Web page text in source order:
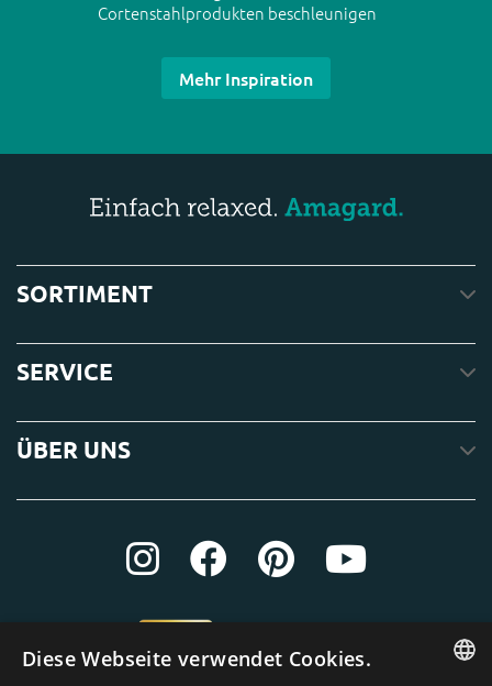
Cortenstahlprodukten beschleunigen
Mehr Inspiration
SORTIMENT
SERVICE
ÜBER UNS
Diese Webseite verwendet Cookies.